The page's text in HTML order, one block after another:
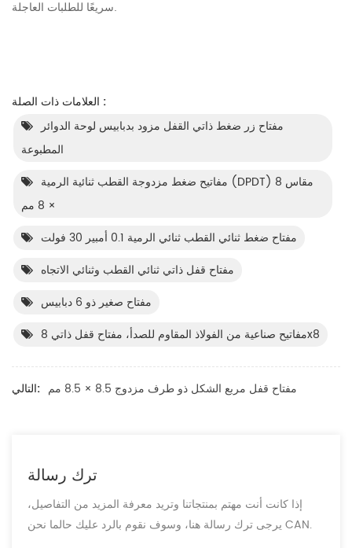
سريعًا للطلبات العاجلة.
العلامات ذات الصلة :
مفتاح زر ضغط ذاتي القفل مزود بدبابيس لوحة الدوائر
المطبوعة
مفاتيح ضغط مزدوجة القطب ثنائية الرمية (DPDT) مقاس 8
× 8 مم
مفتاح ضغط ثنائي القطب ثنائي الرمية 0.1 أمبير 30 فولت
مفتاح قفل ذاتي ثنائي القطب وثنائي الاتجاه
مفتاح صغير ذو 6 دبابيس
مفاتيح صناعية من الفولاذ المقاوم للصدأ، مفتاح قفل ذاتي 8x8
التالي: مفتاح قفل مربع الشكل ذو طرف مزدوج 8.5 × 8.5 مم
ترك رسالة
إذا كانت أنت مهتم بمنتجاتنا وتريد معرفة المزيد من التفاصيل،
يرجى ترك رسالة هنا، وسوف نقوم بالرد عليك حالما نحن CAN.